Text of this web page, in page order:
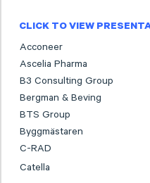
CLICK TO VIEW
Acconeer
Ascelia Pharma
B3 Consulting Group
Bergman & Beving
BTS Group
Byggmästaren
C-RAD
Catella